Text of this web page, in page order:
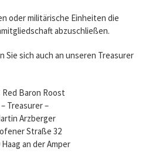
oder militärische Einheiten die
abzuschließen.
Sie sich auch an unseren Treasurer
Red Baron Roost
– Treasurer –
Arzberger
Straße 32
Haag an der Amper